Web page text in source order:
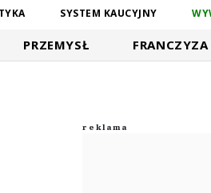
SYSTEM KAUCYJNY
PRZEMYSŁ FRANCZYZA